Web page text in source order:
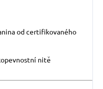
od certifikovaného
nitě